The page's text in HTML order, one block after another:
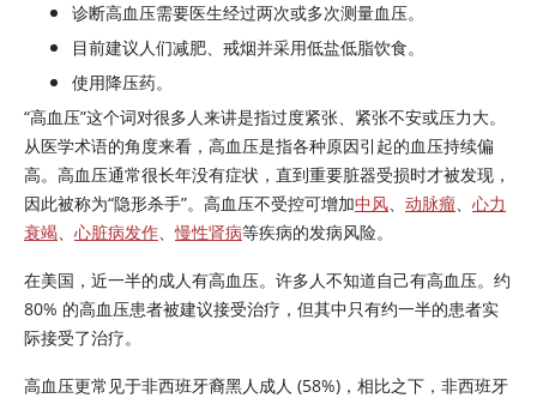
诊断高血压需要医生经过两次或多次测量血压。
目前建议人们减肥、戒烟并采用低盐低脂饮食。
使用降压药。
“高血压”这个词对很多人来讲是指过度紧张、紧张不安或压力大。
从医学术语的角度来看，高血压是指各种原因引起的血压持续偏
高。高血压通常很长年没有症状，直到重要脏器受损时才被发现，
因此被称为“隐形杀手”。高血压不受控可增加中风、 动脉瘤、 心力
衰竭、 心脏病发作、慢性肾病等疾病的发病风险。
在美国，近一半的成人有高血压。许多人不知道自己有高血压。约
80% 的高血压患者被建议接受治疗，但其中只有约一半的患者实
际接受了治疗。
高血压更常见于非西班牙裔黑人成人 (58%)，相比之下，非西班牙